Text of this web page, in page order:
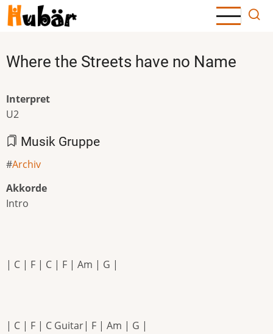
Direkt
zum
Where the Streets have no Name
Interpret
U2
Musik Gruppe
Archiv
Akkorde
Intro
| C | F | C | F | Am | G |
| C | F | C Guitar| F | Am | G |